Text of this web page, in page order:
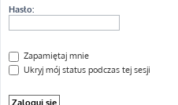
Hasło:
Zapamiętaj mnie
Ukryj mój status podczas tej sesji